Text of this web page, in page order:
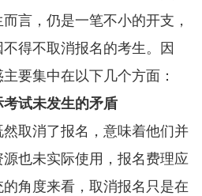
言，仍是一笔不小的开支，
得不取消报名的考生。因
要集中在以下几个方面：
试未发生的矛盾
取消了报名，意味着他们并
也未实际使用，报名费理应
角度来看，取消报名只是在